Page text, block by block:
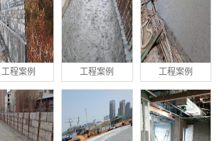
工程案例 工程案例 工程案例